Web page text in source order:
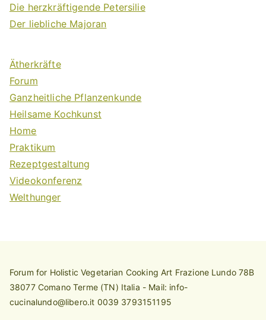
Die herzkräftigende Petersilie
Der liebliche Majoran
Ätherkräfte
Forum
Ganzheitliche Pflanzenkunde
Heilsame Kochkunst
Home
Praktikum
Rezeptgestaltung
Videokonferenz
Welthunger
Forum for Holistic Vegetarian Cooking Art Frazione Lundo 78B
38077 Comano Terme (TN) Italia - Mail: info-
cucinalundo@libero.it 0039 3793151195